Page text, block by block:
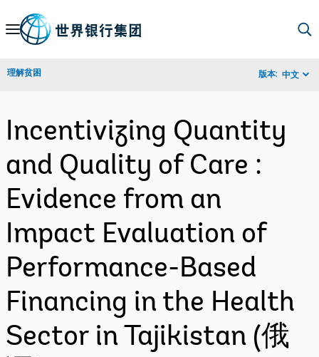
Skip
Navigation
理解贫困 版本: 中文
Incentivizing Quantity
and Quality of Care :
Evidence from an
Impact Evaluation of
Performance-Based
Financing in the Health
Sector in Tajikistan (俄